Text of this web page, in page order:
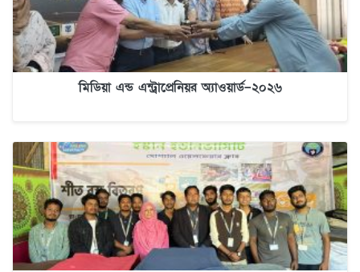
মিডিয়া এন্ড এন্ট্রাপ্রেনিয়র অ্যাওয়ার্ড–২০২৬